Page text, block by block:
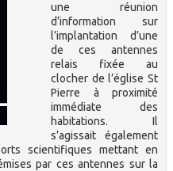
une réunion
d’information sur
l’implantation d’une
de ces antennes
relais fixée au
clocher de l’église St
Pierre à proximité
immédiate des
habitations. Il
s’agissait également
scientifiques mettant en
par ces antennes sur la